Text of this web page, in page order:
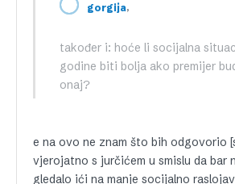
gorgija,
također i: hoće li socijalna
godine biti bolja ako premijer
onaj?
e na ovo ne znam što bih odgovorio
vjerojatno s jurčićem u smislu da bar
gledalo ići na manje socijalno